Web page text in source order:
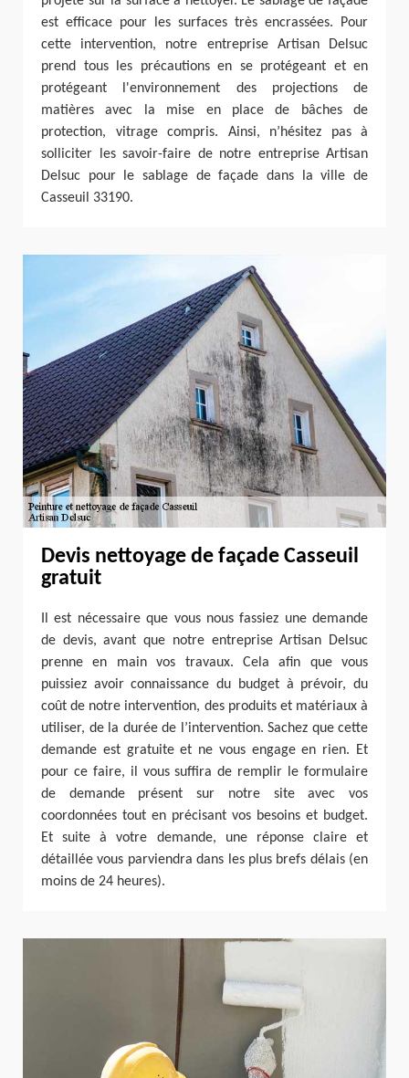
est efficace pour les surfaces très encrassées. Pour
cette intervention, notre entreprise Artisan Delsuc
prend tous les précautions en se protégeant et en
protégeant l'environnement des projections de
matières avec la mise en place de bâches de
protection, vitrage compris. Ainsi, n’hésitez pas à
solliciter les savoir-faire de notre entreprise Artisan
Delsuc pour le sablage de façade dans la ville de
Casseuil 33190.
Devis nettoyage de façade Casseuil
gratuit
Il est nécessaire que vous nous fassiez une demande
de devis, avant que notre entreprise Artisan Delsuc
prenne en main vos travaux. Cela afin que vous
puissiez avoir connaissance du budget à prévoir, du
coût de notre intervention, des produits et matériaux à
utiliser, de la durée de l’intervention. Sachez que cette
demande est gratuite et ne vous engage en rien. Et
pour ce faire, il vous suffira de remplir le formulaire
de demande présent sur notre site avec vos
coordonnées tout en précisant vos besoins et budget.
Et suite à votre demande, une réponse claire et
détaillée vous parviendra dans les plus brefs délais (en
moins de 24 heures).